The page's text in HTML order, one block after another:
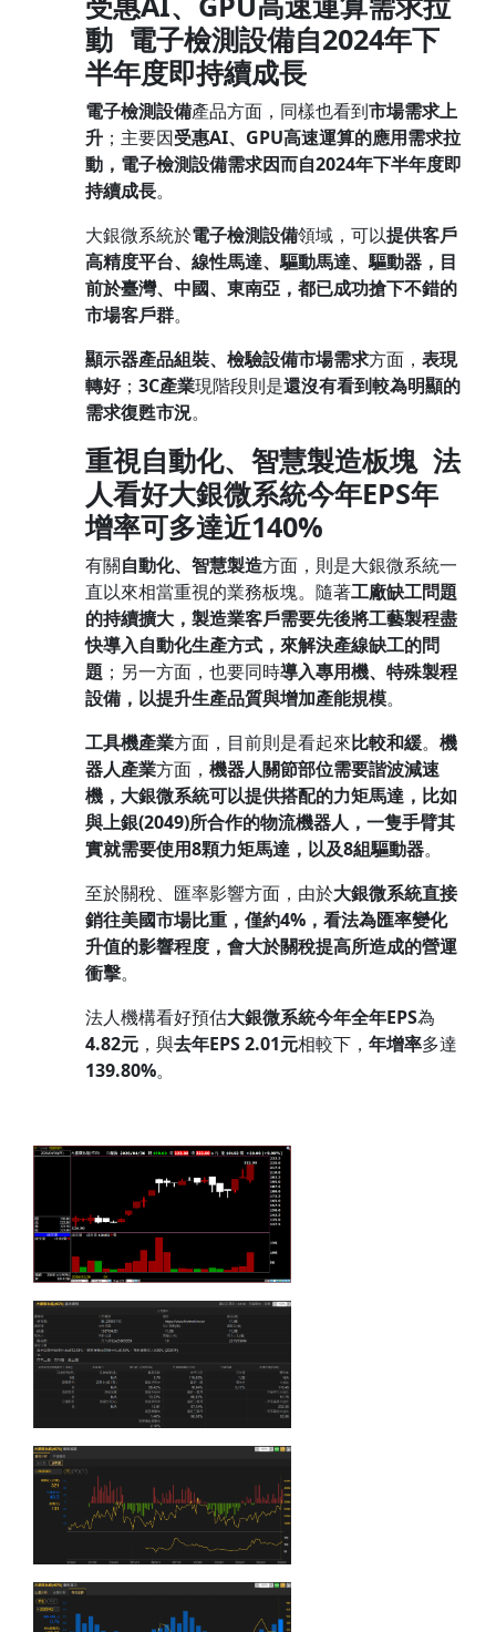
動 電子檢測設備自2024年下
半年度即持續成長
電子檢測設備產品方面，同樣也看到市場需求上
升；主要因受惠AI、 GPU高速運算的應用需求拉
動，電子檢測設備需求因而自2024年下半年度即
持續成長。
大銀微系統於電子檢測設備領域，可以提供客戶
高精度平台、線性馬達、驅動馬達、驅動器，目
前於臺灣、中國、東南亞，都已成功搶下不錯的
市場客戶群。
顯示器產品組裝、檢驗設備市場需求方面， 表現
轉好； 3C產業現階段則是還沒有看到較為明顯的
需求復甦市況。
重視自動化、智慧製造板塊 法
人看好大銀微系統今年EPS年
增率可多達近140%
有關自動化、智慧製造方面，則是大銀微系統一
直以來相當重視的業務板塊。隨著工廠缺工問題
的持續擴大，製造業客戶需要先後將工藝製程盡
快導入自動化生產方式，來解決產線缺工的問
題；另一方面，也要同時導入專用機、特殊製程
設備，以提升生產品質與增加產能規模。
工具機產業方面，目前則是看起來比較和緩。 機
器人產業方面， 機器人關節部位需要諧波減速
機，大銀微系統可以提供搭配的力矩馬達，比如
與上銀(2049)所合作的物流機器人，一隻手臂其
實就需要使用8顆力矩馬達，以及8組驅動器。
至於關稅、匯率影響方面，由於大銀微系統直接
銷往美國市場比重，僅約4%，看法為匯率變化
升值的影響程度，會大於關稅提高所造成的營運
衝擊。
法人機構看好預估大銀微系統今年全年EPS為
4.82元，與去年EPS 2.01元相較下， 年增率多達
139.80%。